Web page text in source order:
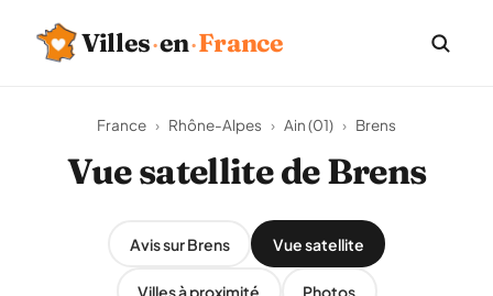
Villes·en·France
France › Rhône-Alpes › Ain (01) › Brens
Vue satellite de Brens
Avis sur Brens Vue satellite
Villes à proximité Photos